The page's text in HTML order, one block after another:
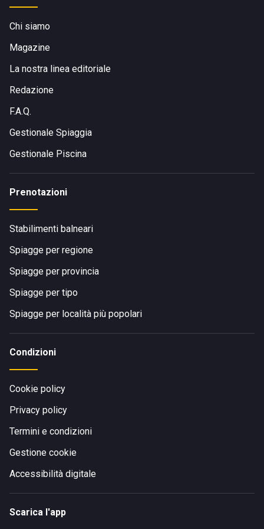
Chi siamo
Magazine
La nostra linea editoriale
Redazione
F.A.Q.
Gestionale Spiaggia
Gestionale Piscina
Prenotazioni
Stabilimenti balneari
Spiagge per regione
Spiagge per provincia
Spiagge per tipo
Spiagge per località più popolari
Condizioni
Cookie policy
Privacy policy
Termini e condizioni
Gestione cookie
Accessibilità digitale
Scarica l'app